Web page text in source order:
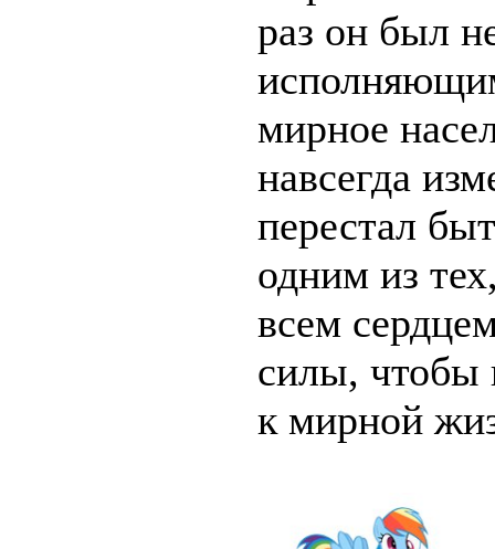
раз он был
мирное
навсегда
перестал
одним из
всем
силы, чтобы
к мирной